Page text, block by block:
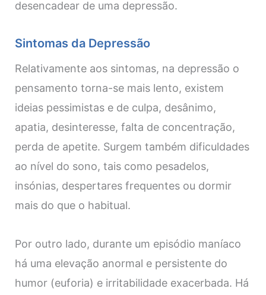
desencadear de uma depressão.
Sintomas da Depressão
Relativamente aos sintomas, na depressão o
pensamento torna-se mais lento, existem
ideias pessimistas e de culpa, desânimo,
apatia, desinteresse, falta de concentração,
perda de apetite. Surgem também dificuldades
ao nível do sono, tais como pesadelos,
insónias, despertares frequentes ou dormir
mais do que o habitual.
Por outro lado, durante um episódio maníaco
há uma elevação anormal e persistente do
humor (euforia) e irritabilidade exacerbada. Há